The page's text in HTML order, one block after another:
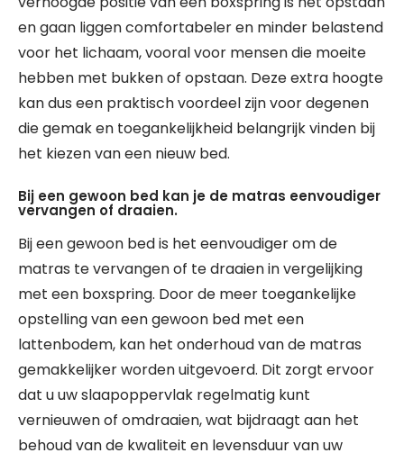
en gaan liggen comfortabeler en minder belastend
voor het lichaam, vooral voor mensen die moeite
hebben met bukken of opstaan. Deze extra hoogte
kan dus een praktisch voordeel zijn voor degenen
die gemak en toegankelijkheid belangrijk vinden bij
het kiezen van een nieuw bed.
Bij een gewoon bed kan je de matras eenvoudiger
vervangen of draaien.
Bij een gewoon bed is het eenvoudiger om de
matras te vervangen of te draaien in vergelijking
met een boxspring. Door de meer toegankelijke
opstelling van een gewoon bed met een
lattenbodem, kan het onderhoud van de matras
gemakkelijker worden uitgevoerd. Dit zorgt ervoor
dat u uw slaapoppervlak regelmatig kunt
vernieuwen of omdraaien, wat bijdraagt aan het
behoud van de kwaliteit en levensduur van uw